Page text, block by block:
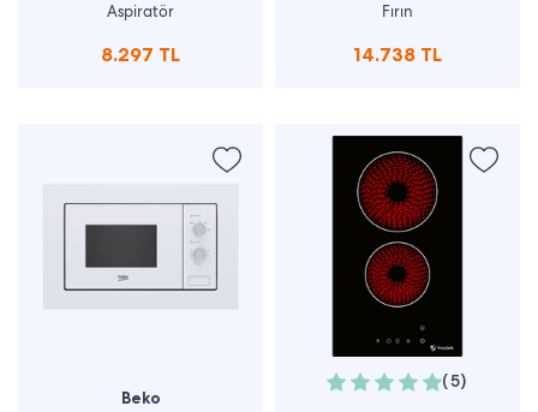
Aspiratör
8.297 TL
Fırın
14.738 TL
Beko
(5)